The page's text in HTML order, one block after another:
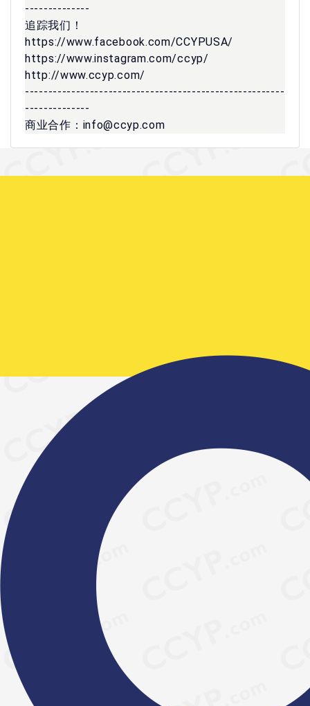
--------------
追踪我们！
https://www.facebook.com/CCYPUSA/
https://www.instagram.com/ccyp/
http://www.ccyp.com/
--------------------------------------------------------
--------------
商业合作：info@ccyp.com